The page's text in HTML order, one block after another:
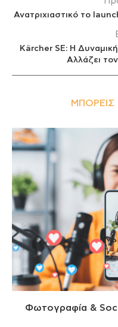
Ανατριχιαστικό το
Kärcher SE: Η
Αλλάζει
Φωτογραφία &